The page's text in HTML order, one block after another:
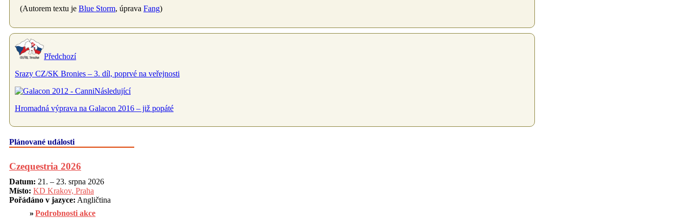
(Autorem textu je Blue Storm, úprava Fang)
Předchozí
Srazy CZ/SK Bronies – 3. díl, poprvé na veřejnosti
Následující
Hromadná výprava na Galacon 2016 – již popáté
Plánované události
Czequestria 2026
Datum: 21. – 23. srpna 2026
Místo: KD Krakov, Praha
Pořádáno v jazyce: Angličtina
Podrobnosti akce